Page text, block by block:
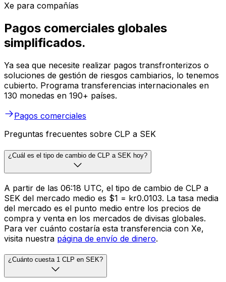
Xe para compañías
Pagos comerciales globales
simplificados.
Ya sea que necesite realizar pagos transfronterizos o
soluciones de gestión de riesgos cambiarios, lo tenemos
cubierto. Programa transferencias internacionales en
130 monedas en 190+ países.
Pagos comerciales
Preguntas frecuentes sobre CLP a SEK
¿Cuál es el tipo de cambio de CLP a SEK hoy?
A partir de las 06:18 UTC, el tipo de cambio de CLP a
SEK del mercado medio es $1 = kr0.0103. La tasa media
del mercado es el punto medio entre los precios de
compra y venta en los mercados de divisas globales.
Para ver cuánto costaría esta transferencia con Xe,
visita nuestra página de envío de dinero.
¿Cuánto cuesta 1 CLP en SEK?